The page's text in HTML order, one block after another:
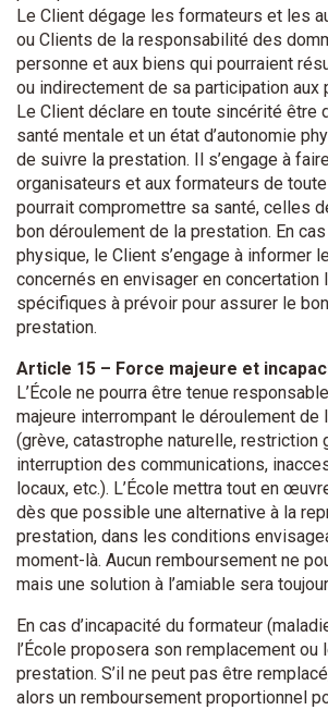
Le Client dégage les formateurs et les
ou Clients de la responsabilité des
personne et aux biens qui pourraient
ou indirectement de sa participation aux
Le Client déclare en toute sincérité être
santé mentale et un état d’autonomie
de suivre la prestation. Il s’engage à
organisateurs et aux formateurs de
pourrait compromettre sa santé, celles
bon déroulement de la prestation. En cas
physique, le Client s’engage à informer
concernés en envisager en concertation
spécifiques à prévoir pour assurer le
prestation.
Article 15 – Force majeure et
L’École ne pourra être tenue
majeure interrompant le déroulement de
(grève, catastrophe naturelle, restriction
interruption des communications,
locaux, etc.). L’École mettra tout en
dès que possible une alternative à la
prestation, dans les conditions
moment-là. Aucun remboursement ne
mais une solution à l’amiable sera
En cas d’incapacité du formateur
l’École proposera son remplacement ou
prestation. S’il ne peut pas être
alors un remboursement proportionnel